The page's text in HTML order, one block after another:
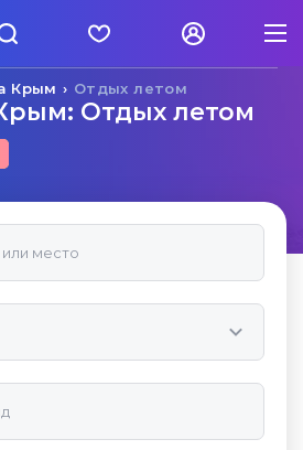
Отдых летом
Крым
Отдых летом